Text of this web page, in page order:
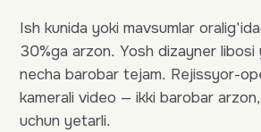
Ish kunida yoki mavsumlar
30%ga arzon. Yosh dizayner
necha barobar tejam. Rejissyor-
kamerali video — ikki barobar
uchun yetarli.